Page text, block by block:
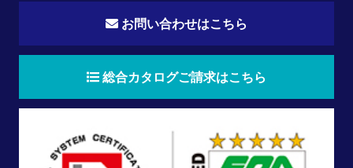
お問い合わせはこちら
総合カタログご請求はこちら